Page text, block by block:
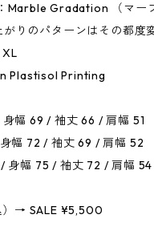
Marble Gradation （マー
りのパターンはその都度
Plastisol Printing
幅 69 / 袖丈 66 / 肩幅 51
幅 72 / 袖丈 69 / 肩幅 52
身幅 75 / 袖丈 72 / 肩幅 54
→ SALE ¥5,500